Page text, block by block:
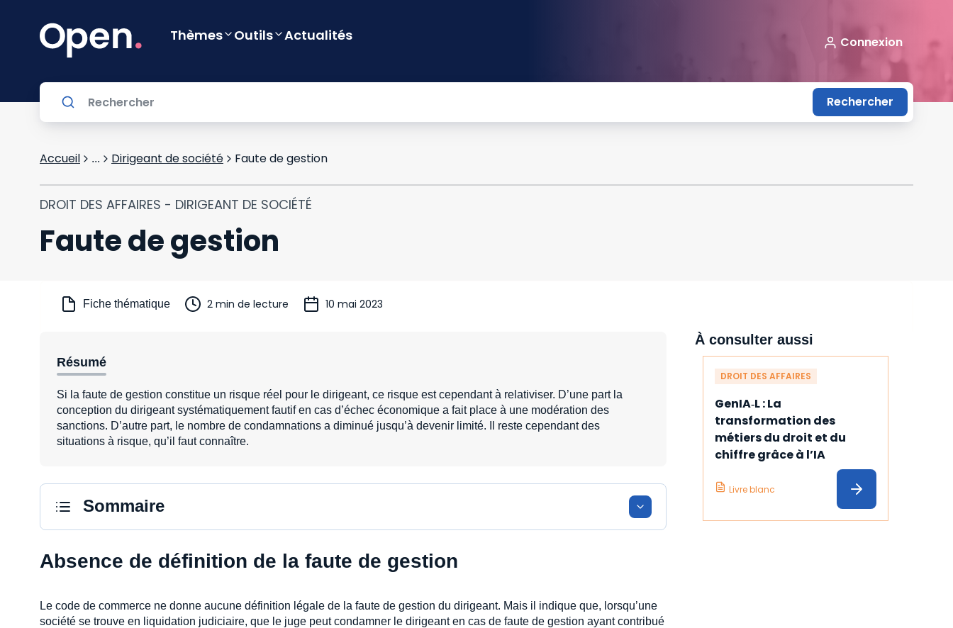
Thèmes Outils Actualités Connexion
Rechercher
Accueil ... Dirigeant de société Faute de gestion
DROIT DES AFFAIRES - DIRIGEANT DE SOCIÉTÉ
Faute de gestion
Fiche thématique 2 min de lecture 10 mai 2023
Résumé
Si la faute de gestion constitue un risque réel pour le dirigeant, ce risque est cependant à relativiser. D’une part la
conception du dirigeant systématiquement fautif en cas d’échec économique a fait place à une modération des
sanctions. D’autre part, le nombre de condamnations a diminué jusqu’à devenir limité. Il reste cependant des
situations à risque, qu’il faut connaître.
Sommaire
Absence de définition de la faute de gestion
Le code de commerce ne donne aucune définition légale de la faute de gestion du dirigeant. Mais il indique que, lorsqu’une
société se trouve en liquidation judiciaire, que le juge peut condamner le dirigeant en cas de faute de gestion ayant contribué
À consulter aussi
DROIT DES AFFAIRES
GenIA‑L : La
transformation des
métiers du droit et du
chiffre grâce à l’IA
Livre blanc